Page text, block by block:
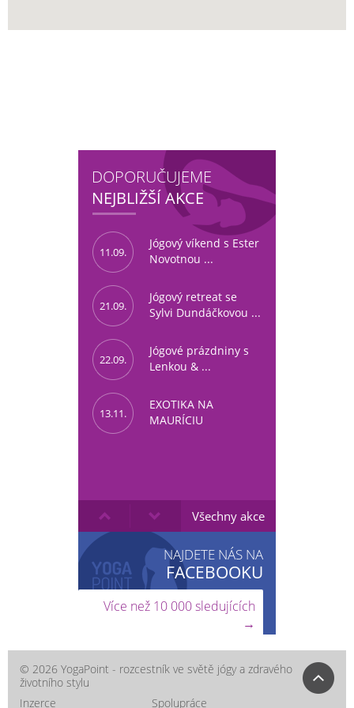
DOPORUČUJEME
NEJBLIŽŠÍ AKCE
11.09.
Jógový víkend s Ester
Novotnou ...
21.09.
Jógový retreat se
Sylvi Dundáčkovou ...
22.09.
Jógové prázdniny s
Lenkou & ...
13.11.
EXOTIKA NA
MAURÍCIU
Všechny akce
NAJDETE NÁS NA
FACEBOOKU
Více než 10 000 sledujících
→
© 2026 YogaPoint - rozcestník ve světě jógy a zdravého
životního stylu
Inzerce
Spolupráce